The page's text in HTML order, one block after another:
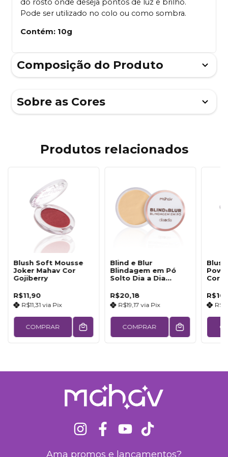
do rosto onde deseja pontos de luz e brilho.
Pode ser utilizado no colo ou como sombra.
Contém: 10g
Composição do Produto
Sobre as Cores
Produtos relacionados
Blush Soft Mousse
Joker Mahav Cor
Gojiberry
R$11,90
R$11,31 via Pix
COMPRAR
Blind e Blur
Blindagem em Pó
Solto Dia a Dia
R$20,18
R$19,17via Pix
COMPRAR
Cor
Ama promos e lançamentos?